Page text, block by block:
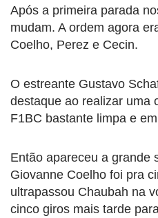
Após a primeira parada
mudam. A ordem agora
Coelho, Perez e Cecin.
O estreante Gustavo
destaque ao realizar uma
F1BC bastante limpa e
Então apareceu a grande
Giovanne Coelho foi pra
ultrapassou Chaubah na
cinco giros mais tarde